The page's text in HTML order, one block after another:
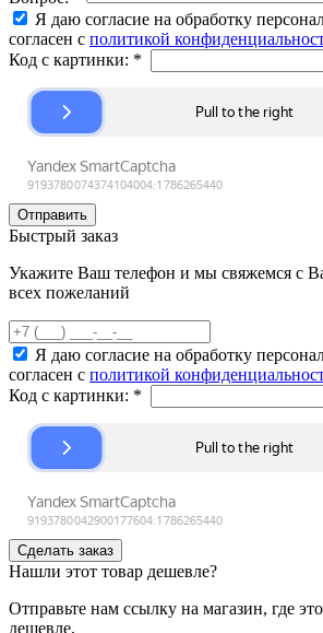
Я даю согласие на обработку
согласен с политикой
Код с картинки: *
Быстрый заказ
Укажите Ваш телефон и мы свяжемся с
всех пожеланий
Я даю согласие на обработку
согласен с политикой
Код с картинки: *
Нашли этот товар дешевле?
Отправьте нам ссылку на магазин, где
дешевле,